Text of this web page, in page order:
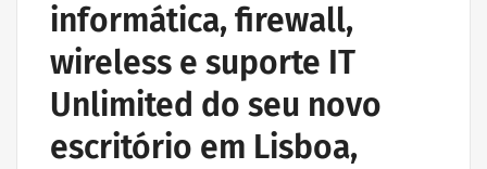
informática, firewall,
wireless e suporte IT
Unlimited do seu novo
escritório em Lisboa,